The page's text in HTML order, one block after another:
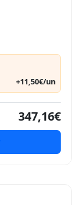
+11,50€/un
347,16€